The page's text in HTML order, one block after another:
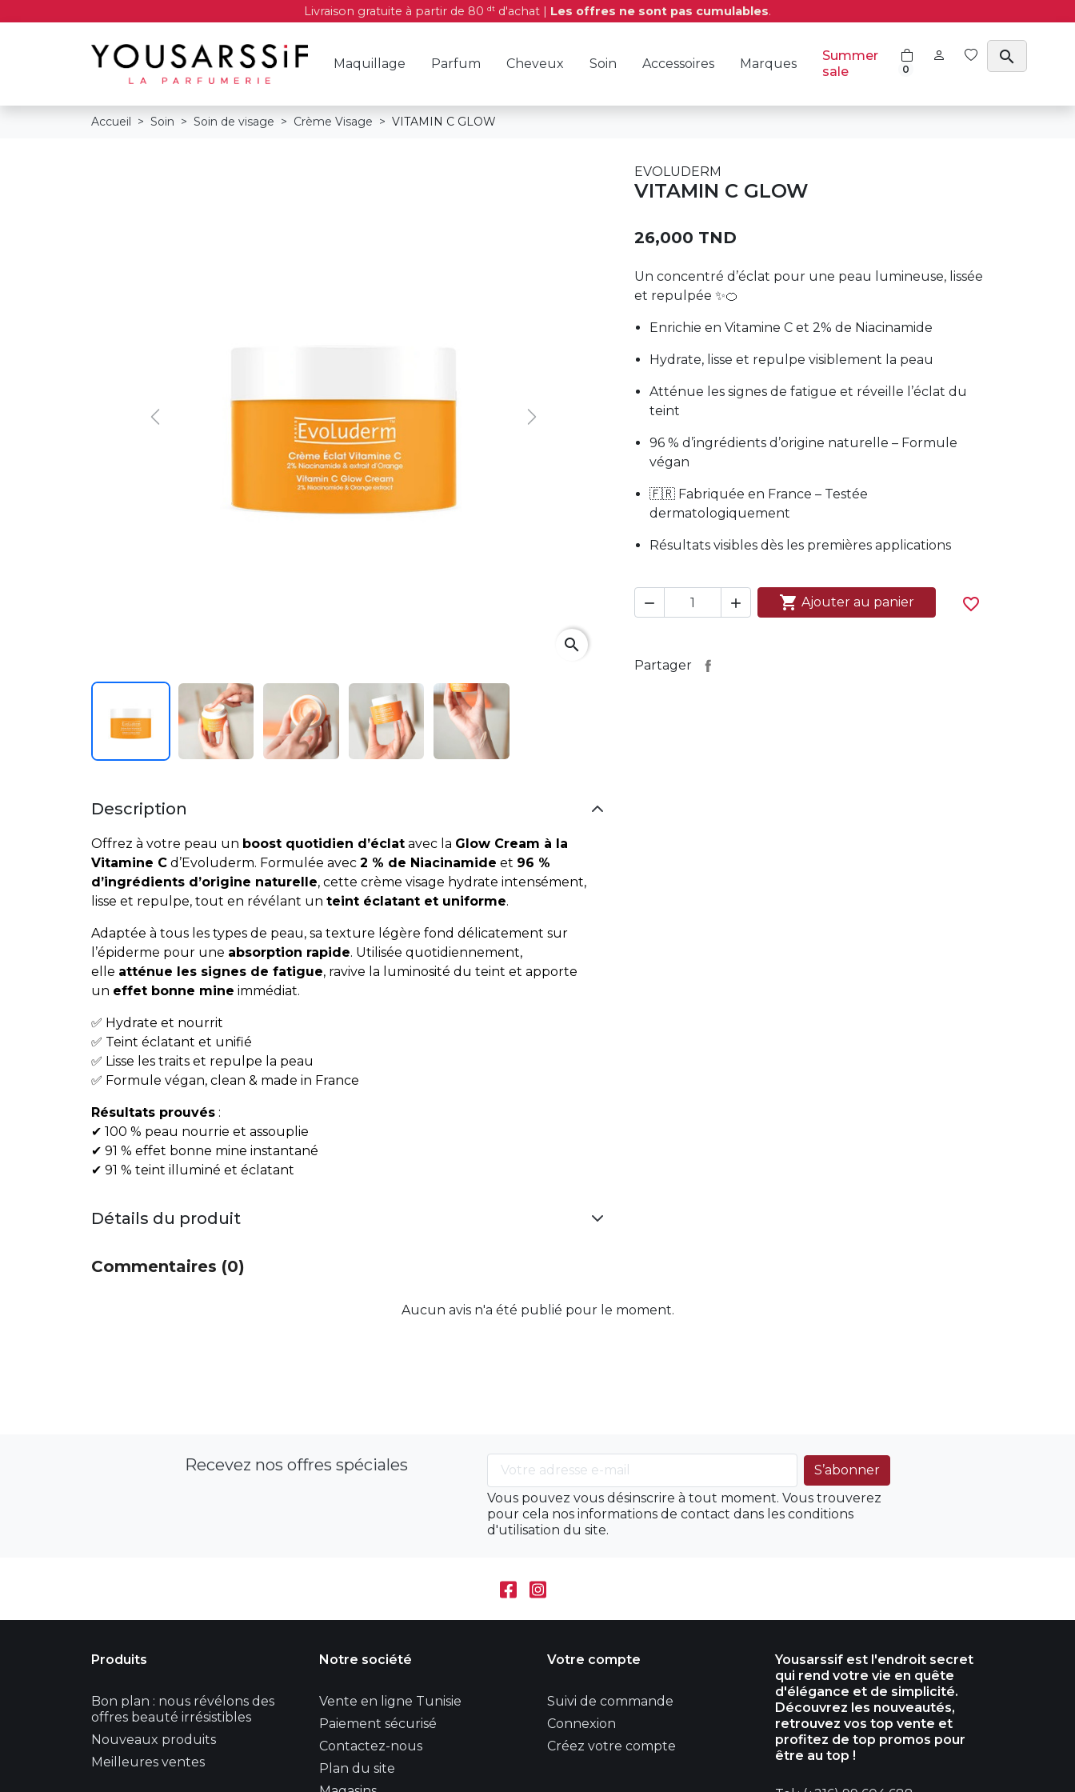
Livraison gratuite à partir de 80 dt d'achat | Les offres ne sont pas cumulables.
Maquillage Parfum Cheveux Soin Accessoires Marques
Summer
sale
0
search
Accueil Soin Soin de visage Crème Visage VITAMIN C GLOW
Previous Next
search
EVOLUDERM
VITAMIN C GLOW
26,000 TND
Un concentré d’éclat pour une peau lumineuse, lissée
et repulpée ✨🍊
Enrichie en Vitamine C et 2% de Niacinamide
Hydrate, lisse et repulpe visiblement la peau
Atténue les signes de fatigue et réveille l’éclat du
teint
96 % d’ingrédients d’origine naturelle – Formule
végan
🇫🇷 Fabriquée en France – Testée
dermatologiquement
Résultats visibles dès les premières applications
   Ajouter au panier favorite_border
Partager
Description
Offrez à votre peau un boost quotidien d’éclat avec la Glow Cream à la
Vitamine C d’Evoluderm. Formulée avec 2 % de Niacinamide et 96 %
d’ingrédients d’origine naturelle, cette crème visage hydrate intensément,
lisse et repulpe, tout en révélant un teint éclatant et uniforme.
Adaptée à tous les types de peau, sa texture légère fond délicatement sur
l’épiderme pour une absorption rapide. Utilisée quotidiennement,
elle atténue les signes de fatigue, ravive la luminosité du teint et apporte
un effet bonne mine immédiat.
✅ Hydrate et nourrit
✅ Teint éclatant et unifié
✅ Lisse les traits et repulpe la peau
✅ Formule végan, clean & made in France
Résultats prouvés :
✔ 100 % peau nourrie et assouplie
✔ 91 % effet bonne mine instantané
✔ 91 % teint illuminé et éclatant
Détails du produit
Commentaires (0)
Aucun avis n'a été publié pour le moment.
Recevez nos offres spéciales
Vous pouvez vous désinscrire à tout moment. Vous trouverez
pour cela nos informations de contact dans les conditions
d'utilisation du site.
Produits
Bon plan : nous révélons des
offres beauté irrésistibles
Nouveaux produits
Meilleures ventes
Notre société
Vente en ligne Tunisie
Paiement sécurisé
Contactez-nous
Plan du site
Votre compte
Suivi de commande
Connexion
Créez votre compte
Yousarssif est l'endroit secret
qui rend votre vie en quête
d'élégance et de simplicité.
Découvrez les nouveautés,
retrouvez vos top vente et
profitez de top promos pour
être au top !